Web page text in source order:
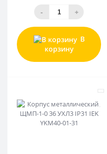
- +
В
корзину